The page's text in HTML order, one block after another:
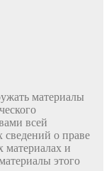
материалы
всей
сведений о праве
материалах и
этого